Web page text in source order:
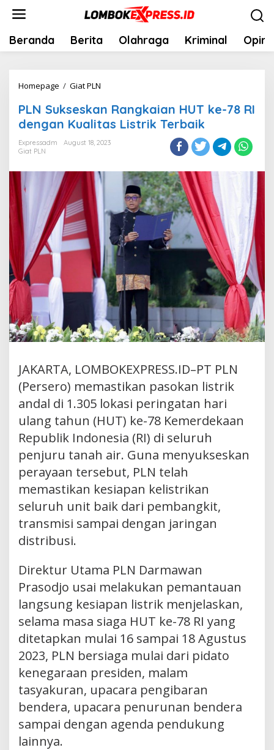
Skip
content
Beranda Berita Olahraga Kriminal Opini
Homepage / Giat PLN
Rangkaian
HUT
ke-
RI
dengan
Kualitas
Listrik
Terbaik
PLN Sukseskan Rangkaian HUT ke-78 RI
dengan Kualitas Listrik Terbaik
Expressadm
August 18, 2023
Giat PLN
JAKARTA, LOMBOKEXPRESS.ID–PT PLN
(Persero) memastikan pasokan listrik
andal di 1.305 lokasi peringatan hari
ulang tahun (HUT) ke-78 Kemerdekaan
Republik Indonesia (RI) di seluruh
penjuru tanah air. Guna menyukseskan
perayaan tersebut, PLN telah
memastikan kesiapan kelistrikan
seluruh unit baik dari pembangkit,
transmisi sampai dengan jaringan
distribusi.
Direktur Utama PLN Darmawan
Prasodjo usai melakukan pemantauan
langsung kesiapan listrik menjelaskan,
selama masa siaga HUT ke-78 RI yang
ditetapkan mulai 16 sampai 18 Agustus
2023, PLN bersiaga mulai dari pidato
kenegaraan presiden, malam
tasyakuran, upacara pengibaran
bendera, upacara penurunan bendera
sampai dengan agenda pendukung
lainnya.